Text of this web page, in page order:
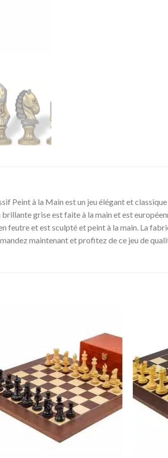
Peint à la Main est un jeu élégant et
grise est faite à la main et est
feutre et est sculpté et peint à la main. La
maintenant et profitez de ce jeu de